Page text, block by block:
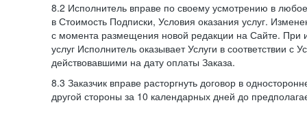
8.2 Исполнитель вправе по своему усмотрению в
в Стоимость Подписки, Условия оказания услуг.
с момента размещения новой редакции на Сайте. При
услуг Исполнитель оказывает Услуги в соответствии с
действовавшими на дату оплаты Заказа.
8.3 Заказчик вправе расторгнуть договор в
другой стороны за 10 календарных дней до